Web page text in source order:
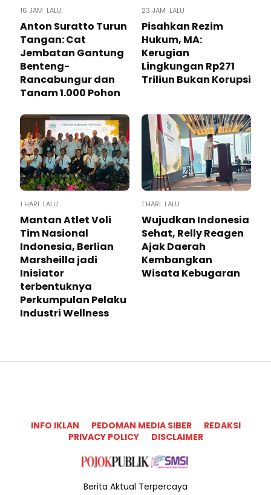
16 JAM LALU
Anton Suratto Turun
Tangan: Cat
Jembatan Gantung
Benteng-
Rancabungur dan
Tanam 1.000 Pohon
23 JAM LALU
Pisahkan Rezim
Hukum, MA:
Kerugian
Lingkungan Rp271
Triliun Bukan Korupsi
1 HARI LALU
Mantan Atlet Voli
Tim Nasional
Indonesia, Berlian
Marsheilla jadi
Inisiator
terbentuknya
Perkumpulan Pelaku
Industri Wellness
1 HARI LALU
Wujudkan Indonesia
Sehat, Relly Reagen
Ajak Daerah
Kembangkan
Wisata Kebugaran
INFO IKLAN PEDOMAN MEDIA SIBER
REDAKSI
PRIVACY POLICY
DISCLAIMER
Berita Aktual Terpercaya